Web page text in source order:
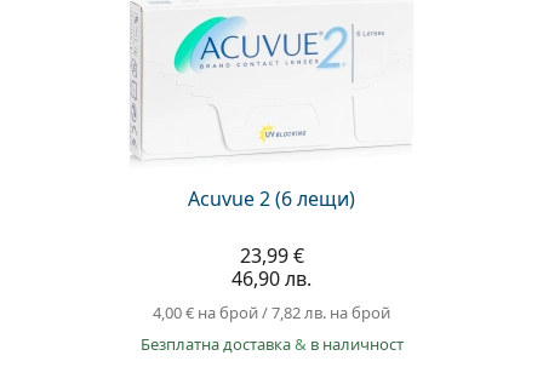
Acuvue 2 (6 лещи)
23,99 €
46,90 лв.
4,00 € на брой/7,82 лв. на брой
Безплатна доставка& в наличност